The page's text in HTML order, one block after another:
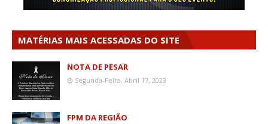
MATÉRIAS MAIS ACESSADAS DO SITE
NOTA DE PESAR
Segunda-Feira, Abril 17, 2023
FPM DA REGIÃO